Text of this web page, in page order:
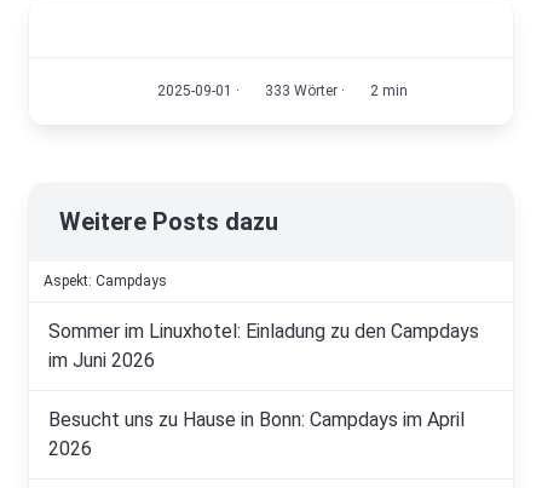
2025-09-01 · 333 Wörter· 2 min
Weitere Posts dazu
Aspekt: Campdays
Sommer im Linuxhotel: Einladung zu den Campdays
im Juni 2026
Besucht uns zu Hause in Bonn: Campdays im April
2026